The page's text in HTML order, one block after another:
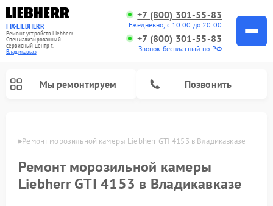
FIX-LIEBHERR
Ремонт устройств Liebherr
Специализированный
cервисный центр г.
Владикавказ
+7 (800) 301-55-83
Ежедневно, с 10:00 до 20:00
+7 (800) 301-55-83
Звонок бесплатный по РФ
Мы ремонтируем Позвонить
Ремонт морозильной камеры Liebherr GTI 4153 в Владикавказе
Ремонт морозильной камеры
Liebherr GTI 4153 в Владикавказе